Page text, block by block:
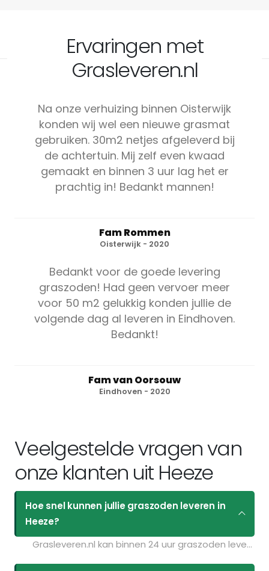
Ervaringen met
Grasleveren.nl
Na onze verhuizing binnen Oisterwijk
konden wij wel een nieuwe grasmat
gebruiken. 30m2 netjes afgeleverd bij
de achtertuin. Mij zelf even kwaad
gemaakt en binnen 3 uur lag het er
prachtig in! Bedankt mannen!
Fam Rommen
Oisterwijk - 2020
Bedankt voor de goede levering
graszoden! Had geen vervoer meer
voor 50 m2 gelukkig konden jullie de
volgende dag al leveren in Eindhoven.
Bedankt!
Fam van Oorsouw
Eindhoven - 2020
Veelgestelde vragen van
onze klanten uit Heeze
Hoe snel kunnen jullie graszoden leveren in
Heeze?
Grasleveren.nl kan binnen 24 uur graszoden leveren in Heeze. Als u bijvoorbeeld graszoden op maandag bestelt voor 11:30 kunt u ze de volgende dag geleverd krijgen. Kijk voor de actuele leverdagen op de pagina